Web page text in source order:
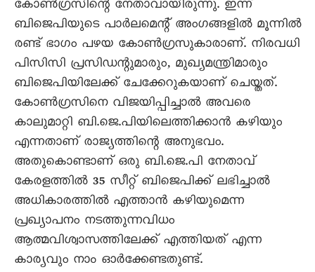
കോണ്‍ഗ്രസിന്റെ നേതാവായിരുന്നു. ഇന്ന്
ബിജെപിയുടെ പാര്‍ലമെന്റ് അംഗങ്ങളില്‍ മൂന്നില്‍
രണ്ട് ഭാഗം പഴയ കോണ്‍ഗ്രസുകാരാണ്. നിരവധി
പിസിസി പ്രസിഡന്റുമാരും, മുഖ്യമന്ത്രിമാരും
ബിജെപിയിലേക്ക് ചേക്കേറുകയാണ് ചെയ്തത്.
കോണ്‍ഗ്രസിനെ വിജയിപ്പിച്ചാല്‍ അവരെ
കാലുമാറ്റി ബി.ജെ.പിയിലെത്തിക്കാന്‍ കഴിയും
എന്നതാണ് രാജ്യത്തിന്റെ അനുഭവം.
അതുകൊണ്ടാണ് ഒരു ബി.ജെ.പി നേതാവ്
കേരളത്തില്‍ 35 സീറ്റ് ബിജെപിക്ക് ലഭിച്ചാല്‍
അധികാരത്തില്‍ എത്താന്‍ കഴിയുമെന്ന
പ്രഖ്യാപനം നടത്തുന്നവിധം
ആത്മവിശ്വാസത്തിലേക്ക് എത്തിയത് എന്ന
കാര്യവും നാം ഓര്‍ക്കേണ്ടതുണ്ട്.